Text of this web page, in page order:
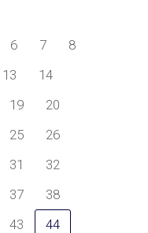
6 7
8
13
14
19
20
25
26
31
32
37
38
43
44